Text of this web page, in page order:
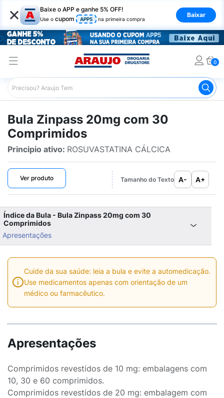
× Baixe o APP e ganhe 5% OFF!
Use o cupom APP5 na primeira compra
Baixar
0
Araujo Bulário Araujo Zinpass 20mg com 30
Bula Zinpass 20mg com 30
Comprimidos
Principio ativo: ROSUVASTATINA CÁLCICA
Ver produto Tamanho do Texto A- A+
Índice da Bula - Bula Zinpass 20mg com 30
Comprimidos
Apresentações
Cuide da sua saúde: leia a bula e evite a automedicação.
Use medicamentos apenas com orientação de um
médico ou farmacêutico.
Apresentações
Comprimidos revestidos de 10 mg: embalagens com
10, 30 e 60 comprimidos.
Comprimidos revestidos de 20 mg: embalagem com